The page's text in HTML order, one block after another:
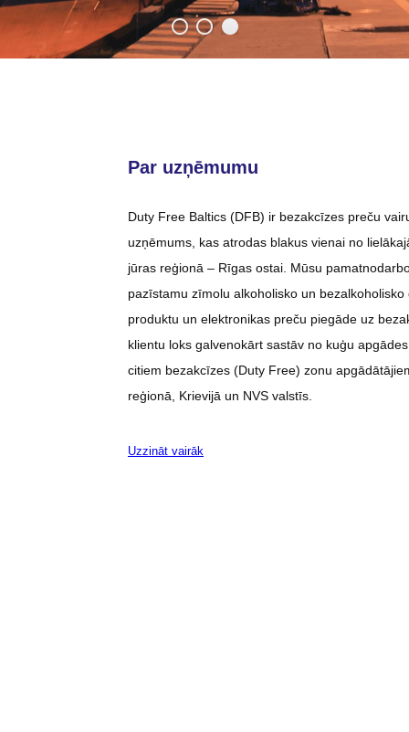
Par uzņēmumu
Duty Free Baltics (DFB) ir bezakcīzes preču
uzņēmums, kas atrodas blakus vienai no
jūras reģionā – Rīgas ostai. Mūsu
pazīstamu zīmolu alkoholisko un bezalkoholisko
produktu un elektronikas preču piegāde uz
klientu loks galvenokārt sastāv no kuģu
citiem bezakcīzes (Duty Free) zonu
reģionā, Krievijā un NVS valstīs.
Uzzināt vairāk